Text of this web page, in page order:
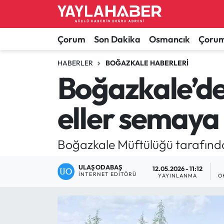
Çorum Son Dakika Osmancık
HABERLER BOĞAZKALE HABERLERI
eller semaya
Boğazkale Müftülüğü
ULAŞ ODABAŞ
İNTERNET EDITÖRÜ
12.05.2026 - 11:12
YAYINLANMA
Alaca Haberleri
Bayat Haberleri
Bilgi - Keşfet Haberleri
Bilim ve Teknoloji
Boğazkale Haberleri
Çorum Haberleri
Dodurga Haberleri
Çorum Nöbetçi Eczaneler
Çorum Hava Durumu
Çorum Namaz Vakitleri
Çorum Trafik Yoğunluk Haritası
TFF 1.Lig Puan Durumu ve Fikstür
Tüm Manşetler